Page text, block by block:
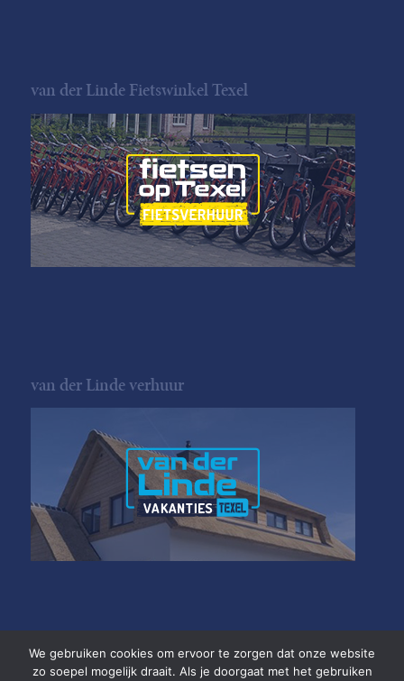
van der Linde Fietswinkel Texel
van der Linde verhuur
We gebruiken cookies om ervoor te zorgen dat onze website
zo soepel mogelijk draait. Als je doorgaat met het gebruiken